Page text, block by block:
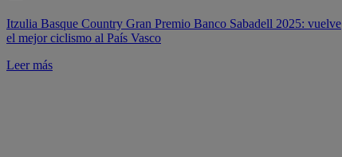
Itzulia Basque Country Gran Premio Banco Sabadell 2025: vuelve
el mejor ciclismo al País Vasco
Leer más